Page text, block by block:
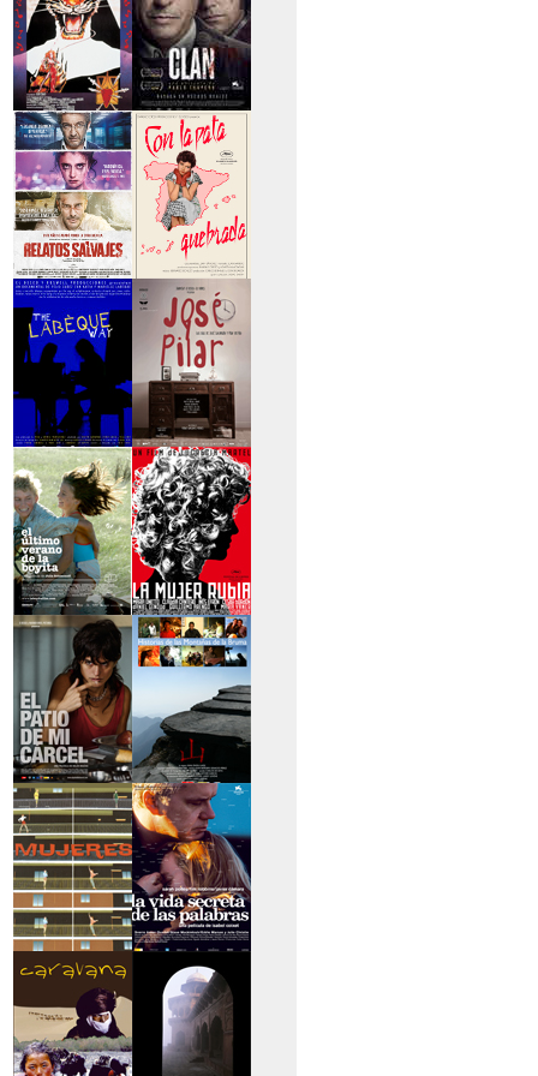
>Entre tinieblas >El Clan
>Relatos Salvajes
>Con la pata
quebrada
>The Labèque Way >José y Pilar
>El último verano de
la boyita
>La mujer rubia
>El patio de mi
cárcel
>Historias de las
montañas
>Serie mujeres
>La vida secreta de
las palabras